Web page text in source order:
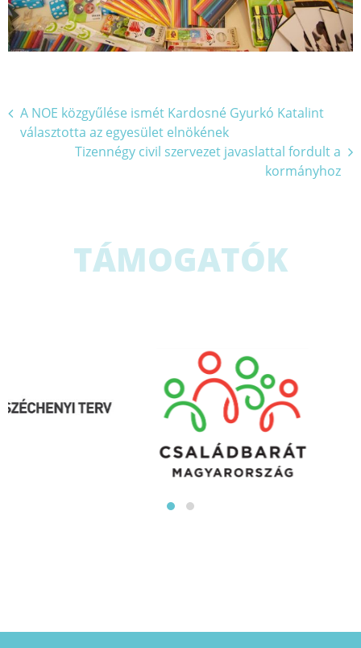
Bejegyzés
navigáció
A NOE közgyűlése ismét Kardosné Gyurkó Katalint
választotta az egyesület elnökének
Tizennégy civil szervezet javaslattal fordult a
kormányhoz
TÁMOGATÓK